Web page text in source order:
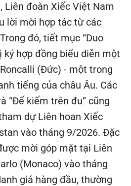
Liên đoàn Xiếc Việt Nam
lời mời hợp tác từ các
đó, tiết mục “Duo
ký hợp đồng biểu diễn một
(Đức) - một trong
tiếng của châu Âu. Các
“Đế kiếm trên đu” cũng
dự Liên hoan Xiếc
vào tháng 9/2026. Đặc
mời góp mặt tại Liên
(Monaco) vào tháng
giá hàng đầu, thường